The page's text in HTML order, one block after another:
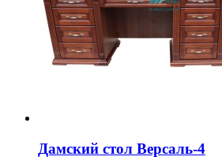
Дамский стол Версаль-4